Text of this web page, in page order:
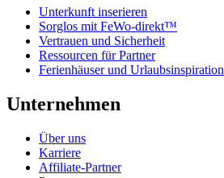
Unterkunft inserieren
Sorglos mit FeWo-direkt™
Vertrauen und Sicherheit
Ressourcen für Partner
Ferienhäuser und Urlaubsinspiration
Unternehmen
Über uns
Karriere
Affiliate-Partner